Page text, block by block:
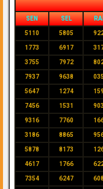
SEN SEL
5110 5805
1773 6917
3755 7972
7937 9638
5647 1274
7456 1531
9316 7760
3186 8865
5878 8173
4617 1766
7354 6247